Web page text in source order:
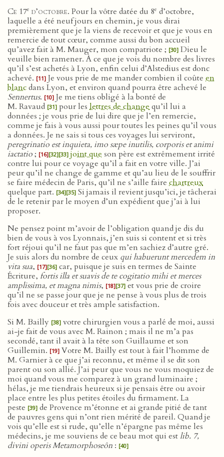
Ce 17e d’octobre. Pour la vôtre datée du 8e d’octobre,
laquelle a été neuf jours en chemin, je vous dirai
premièrement que je la viens de recevoir et que je vous en
remercie de tout cœur, comme aussi du bon accueil
qu’avez fait à M. Mauger, mon compatriote ; [30] Dieu le
veuille bien ramener. À ce que je vois du nombre des livres
qu’il s’est achetés à Lyon, enfin celui d’Alstedius est donc
achevé. [11] Je vous prie de me mander combien il coûte en
blancdans Lyon, et environ quand pourra être achevé le
Sennertus. [10] Je me tiens obligé à la bonté de
M. Ravaud [31] pour les lettres de changequ’il lui a
données ; je vous prie de lui dire que je l’en remercie,
comme je fais à vous aussi pour toutes les peines qu’il vous
a données. Je ne sais si tous ces voyages lui serviront,
peregrinatio est inquieta, imo sæpe inutilis, corporis et animi
iactatio; [16][32][33] joint que son père est extrêmement irrité
contre lui pour ce voyage qu’il a fait en votre ville. J’ai
peur qu’il ne change de gamme et qu’au lieu de le souffrir
se faire médecin de Paris, qu’il ne s’aille faire chartreux
quelque part. [34][35] Si jamais il revient jusqu’ici, je tâcherai
de le retenir par le moyen d’un expédient que j’ai à lui
proposer.
Ne pensez point m’avoir de l’obligation quand je dis du
bien de vous à vos Lyonnais, j’en suis si content et si très
fort réjoui qu’il ne faut pas que m’en sachiez d’autre gré.
Je suis alors du nombre de ceux qui habuerunt mercedem in
vita sua, [17][36] car, puisque je suis en termes de Sainte
Écriture, fortis illa et suavis de te cogitatio mihi et merces
amplissima, et magna nimis, [18][37] et vous prie de croire
qu’il ne se passe jour que je ne pense à vous plus de trois
fois avec douceur et très ample satisfaction.
Si M. Bailly [38] votre chirurgien vous a parlé de moi, aussi
ai-je fait de vous avec M. Rainon ; mais il ne m’a pas
secondé, tant il avait à la tête son Guillaume et son
Guillemin. [19] Votre M. Bailly est tout à fait l’homme de
M. Garnier à ce que j’ai reconnu, et même il se dit son
parent ou son allié. J’ai peur que vous ne vous moquiez de
moi quand vous me comparez à un grand luminaire ;
hélas, je me tiendrais heureux si je pensais être ou avoir
place entre les plus petites étoiles du firmament. La
peste [39] de Provence m’étonne et ai grande pitié de tant
de pauvres gens qui n’ont rien mérité de pareil. Quand je
vois qu’elle est si rude, qu’elle n’épargne pas même les
médecins, je me souviens de ce beau mot qui estlib. 7,
divini operis Metamorphoseôn : [40]